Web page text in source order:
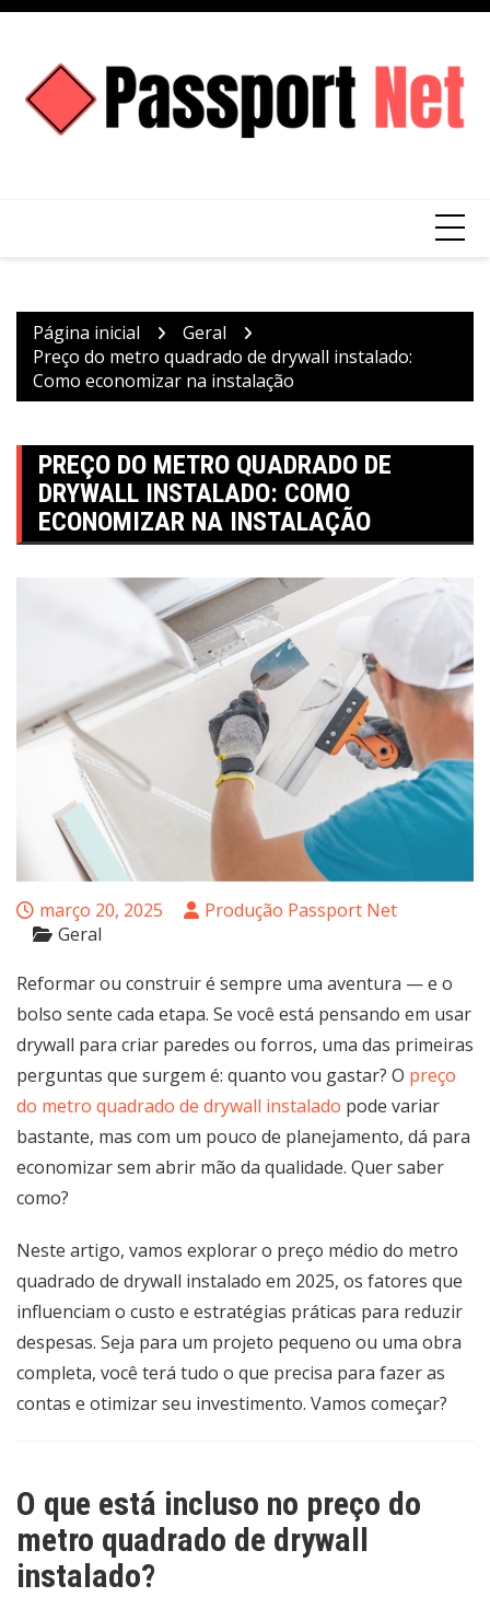
Ir
conteúdo
Página inicial
Geral
Preço do metro quadrado de drywall instalado:
Como economizar na instalação
PREÇO DO METRO QUADRADO DE
DRYWALL INSTALADO: COMO
ECONOMIZAR NA INSTALAÇÃO
março 20, 2025
Produção Passport Net
Geral
Reformar ou construir é sempre uma aventura — e o
bolso sente cada etapa. Se você está pensando em usar
drywall para criar paredes ou forros, uma das primeiras
perguntas que surgem é: quanto vou gastar? O preço
do metro quadrado de drywall instalado pode variar
bastante, mas com um pouco de planejamento, dá para
economizar sem abrir mão da qualidade. Quer saber
como?
Neste artigo, vamos explorar o preço médio do metro
quadrado de drywall instalado em 2025, os fatores que
influenciam o custo e estratégias práticas para reduzir
despesas. Seja para um projeto pequeno ou uma obra
completa, você terá tudo o que precisa para fazer as
contas e otimizar seu investimento. Vamos começar?
O que está incluso no preço do
metro quadrado de drywall
instalado?